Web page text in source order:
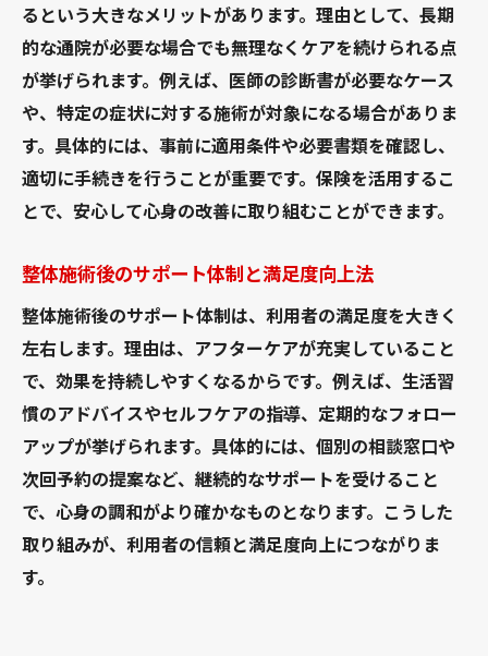
るという大きなメリットがあります。理由として、長期
的な通院が必要な場合でも無理なくケアを続けられる点
が挙げられます。例えば、医師の診断書が必要なケース
や、特定の症状に対する施術が対象になる場合がありま
す。具体的には、事前に適用条件や必要書類を確認し、
適切に手続きを行うことが重要です。保険を活用するこ
とで、安心して心身の改善に取り組むことができます。
整体施術後のサポート体制と満足度向上法
整体施術後のサポート体制は、利用者の満足度を大きく
左右します。理由は、アフターケアが充実していること
で、効果を持続しやすくなるからです。例えば、生活習
慣のアドバイスやセルフケアの指導、定期的なフォロー
アップが挙げられます。具体的には、個別の相談窓口や
次回予約の提案など、継続的なサポートを受けること
で、心身の調和がより確かなものとなります。こうした
取り組みが、利用者の信頼と満足度向上につながりま
す。